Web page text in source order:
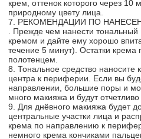
крем, оттенок которого через
природному цвету лица.
7. РЕКОМЕНДАЦИИ ПО
. Прежде чем нанести
кремом и дайте ему хорошо
течение 5 минут). Остатки
полотенцем.
8. Тональное средство наносите
центра к периферии. Если вы
направлении, большие поры и
много макияжа и будут отчетливо
9. Для днёвного макияжа будет
центральные участки лица и
крема по направлению к
немного крема кончиками